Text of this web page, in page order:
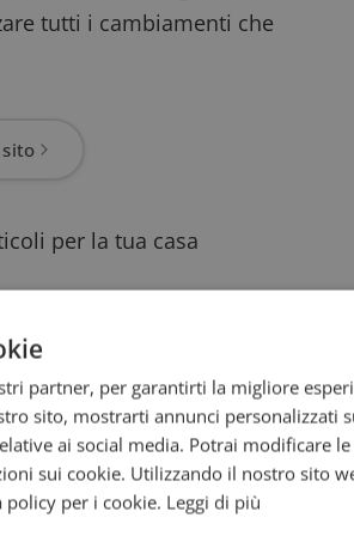
tutti i cambiamenti che
sito
per la tua casa
a soli 89€ invece di 179€
può essere tuo per
. Tieni presente che
un tavolo da salotto di
partner, per garantirti la migliore
sito, mostrarti annunci personalizzati
ai social media. Potrai modificare
sui cookie. Utilizzando il nostro sito
per i cookie. Leggi di più